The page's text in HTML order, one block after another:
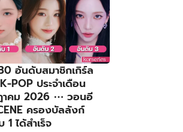
อันดับสมาชิกเกิร์ล
POP ประจำเดือน
าคม 2026 ⋯ วอนอี
ครองบัลลังก์
1 ได้สำเร็จ